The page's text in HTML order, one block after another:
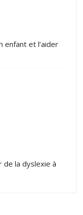
enfant et l’aider
de la dyslexie à